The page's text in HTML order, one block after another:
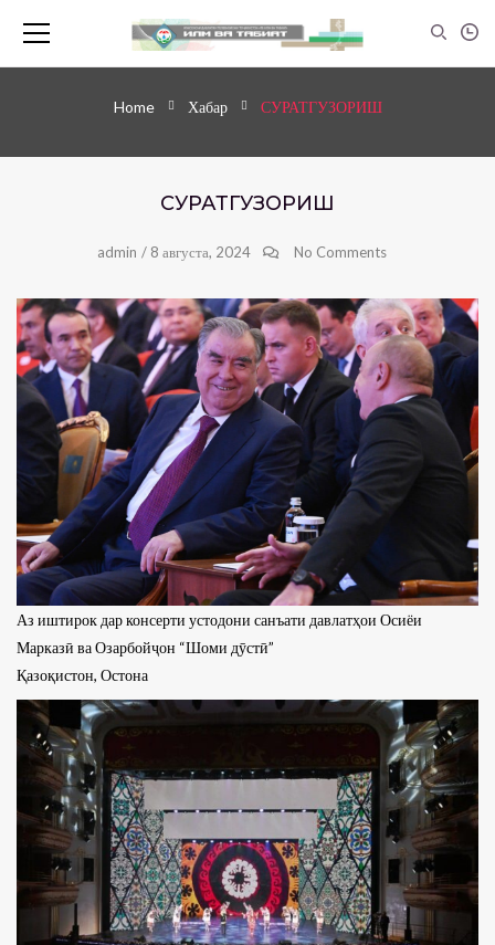
Home Хабар СУРАТГУЗОРИШ
СУРАТГУЗОРИШ
admin / 8 августа, 2024 No Comments
Аз иштирок дар консерти устодони санъати давлатҳои Осиёи
Марказӣ ва Озарбойҷон “Шоми дӯстӣ”
Қазоқистон, Остона